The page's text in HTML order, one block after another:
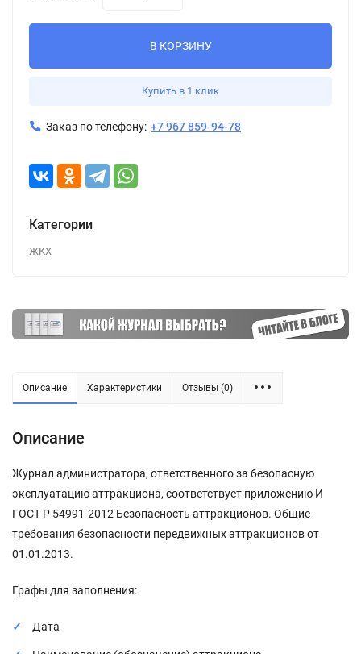
В КОРЗИНУ
Купить в 1 клик
Заказ по телефону: +7 967 859-94-78
Категории
ЖКХ
Описание Характеристики Отзывы (0)
Описание
Журнал администратора, ответственного за безопасную
эксплуатацию аттракциона, соответствует приложению И
ГОСТ Р 54991-2012 Безопасность аттракционов. Общие
требования безопасности передвижных аттракционов от
01.01.2013.
Графы для заполнения:
Дата